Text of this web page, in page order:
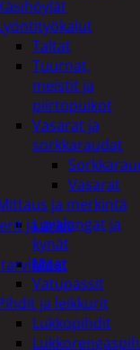
Taltat
Tuurnat,
meistit ja
piirtopuikot
Vasarat ja
sorkkaraudat
Vasarat
ja merkintä
Linjalangat ja
kynät
Mitat
Vatupassit
ja leikkurit
Lukkopihdit
ja arkit